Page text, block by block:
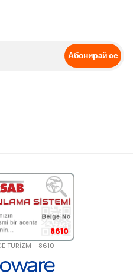
Абонирай се
8610
TURİZM - 8610